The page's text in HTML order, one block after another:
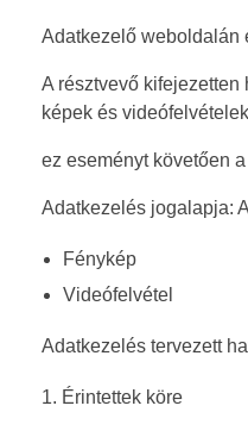
Adatkezelő weboldalán
A résztvevő kifejezetten
képek és
ez eseményt követően
Adatkezelés jogalapja:
Fénykép
Videófelvétel
Adatkezelés tervezett
Érintettek köre